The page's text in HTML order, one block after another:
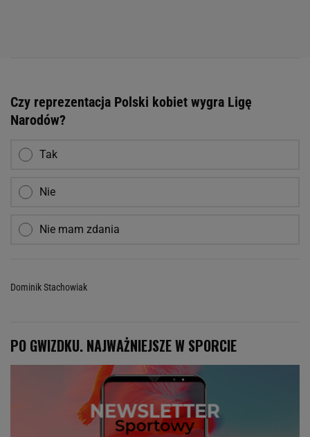
Czy reprezentacja Polski kobiet wygra Ligę
Narodów?
Tak
Nie
Nie mam zdania
Dominik Stachowiak